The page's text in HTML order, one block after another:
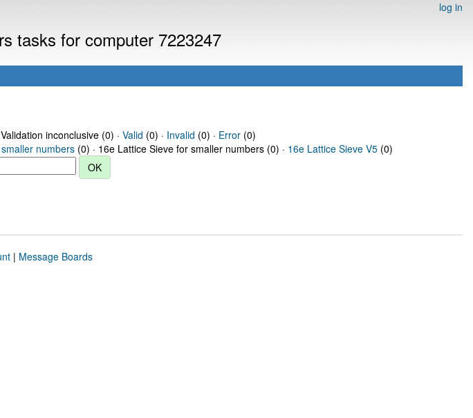
log in
tasks for computer 7223247
inconclusive (0) · Valid (0) · Invalid (0) · Error(0)
numbers (0) · 16e Lattice Sieve for smaller numbers (0) · 16e Lattice Sieve V5 (0)
| Message Boards